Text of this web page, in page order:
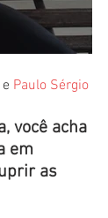
e Paulo Sérgio
você acha
em
as